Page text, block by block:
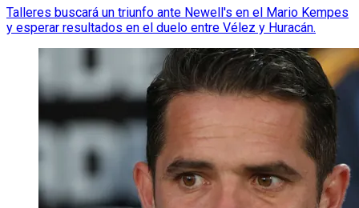
Talleres buscará un triunfo ante Newell's en el Mario Kempes
y esperar resultados en el duelo entre Vélez y Huracán.